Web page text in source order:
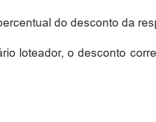
do desconto da
loteador, o desconto